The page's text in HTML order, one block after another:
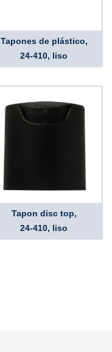
Tapones de plástico,
24-410, liso
Tapon disc top,
24-410, liso